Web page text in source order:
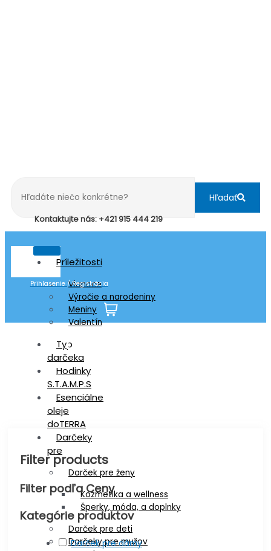
Hľadať
Kontaktujte nás: +421 915 444 219
Príležitosti
Vianoce
Výročie a narodeniny
Meniny
Valentín
Typ
darčeka
Hodinky
S.T.A.M.P.S
Esenciálne
oleje
doTERRA
Darčeky
pre
Darček pre ženy
Kozmetika a wellness
Šperky, móda, a doplnky
Darček pre deti
Darčeky pre mužov
Prihlasenie / Registrácia
Darčeky pre sestru
Filter products
Filter podľa Ceny
Kategórie produktov
Darček pre dámy